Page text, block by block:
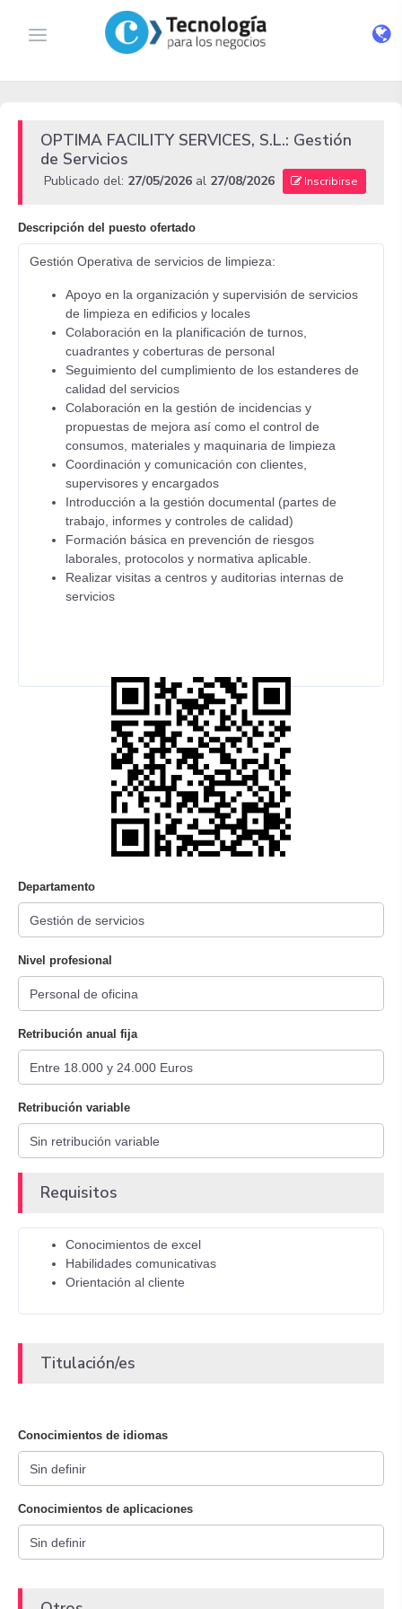
OPTIMA FACILITY SERVICES, S.L.: Gestión
de Servicios
Publicado del: 27/05/2026 al 27/08/2026 Inscribirse
Descripción del puesto ofertado
Gestión Operativa de servicios de limpieza:
Apoyo en la organización y supervisión de servicios
de limpieza en edificios y locales
Colaboración en la planificación de turnos,
cuadrantes y coberturas de personal
Seguimiento del cumplimiento de los estanderes de
calidad del servicios
Colaboración en la gestión de incidencias y
propuestas de mejora así como el control de
consumos, materiales y maquinaria de limpieza
Coordinación y comunicación con clientes,
supervisores y encargados
Introducción a la gestión documental (partes de
trabajo, informes y controles de calidad)
Formación básica en prevención de riesgos
laborales, protocolos y normativa aplicable.
Realizar visitas a centros y auditorias internas de
servicios
Departamento
Nivel profesional
Retribución anual fija
Retribución variable
Requisitos
Conocimientos de excel
Habilidades comunicativas
Orientación al cliente
Titulación/es
Conocimientos de idiomas
Conocimientos de aplicaciones